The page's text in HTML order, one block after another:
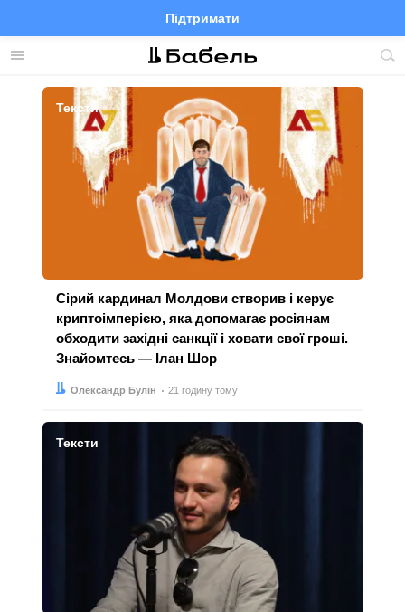
Меню
Підтримати
FacebookTelegramTwitter
Останні новини України та світу від
Тексти
Сірий кардинал Молдови створив і керує
криптоімперією, яка допомагає росіянам
обходити західні санкції і ховати свої гроші.
Знайомтесь — Ілан Шор
Автор:
Олександр Булін
Дата: 21 годину тому
Тексти